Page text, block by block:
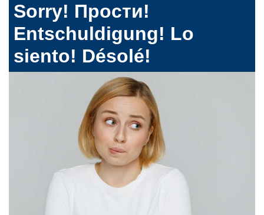
Sorry! Прости!
Entschuldigung! Lo
siento! Désolé!